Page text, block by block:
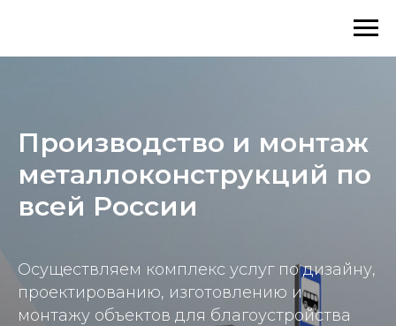
Производство и монтаж
металлоконструкций по
всей России
Осуществляем комплекс услуг по дизайну,
проектированию, изготовлению и
монтажу объектов для благоустройства